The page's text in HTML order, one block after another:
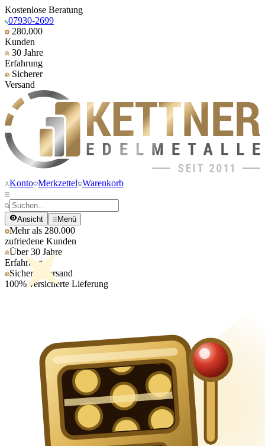
Kostenlose Beratung
07930-2699
280.000
Kunden
30 Jahre
Erfahrung
Sicherer
Versand
Konto Merkzettel Warenkorb
Ansicht Menü
Mehr als 280.000
zufriedene Kunden
Über 30 Jahre
Erfahrung
Sicherer Versand
100% versicherte Lieferung